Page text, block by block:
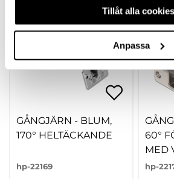
Tillåt alla cookies
Anpassa
GÅNGJÄRN - BLUM,
170° HELTÄCKANDE
hp-22169
60°
MED
hp-